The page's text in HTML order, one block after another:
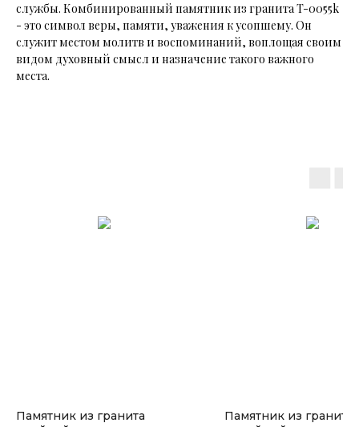
службы. Комбинированный памятник из гранита T-0055k
- это символ веры, памяти, уважения к усопшему. Он
служит местом молитв и воспоминаний, воплощая своим
видом духовный смысл и назначение такого важного
места.
Памятник из гранита
Памятник из гранита